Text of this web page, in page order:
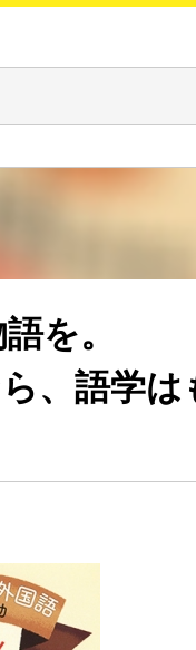
を。
、語学は